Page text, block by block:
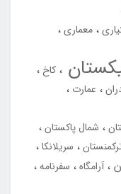
معماری
کاخ
عمارت
شمال پاکستان
سریلانکا
آرامگاه
سفرنامه